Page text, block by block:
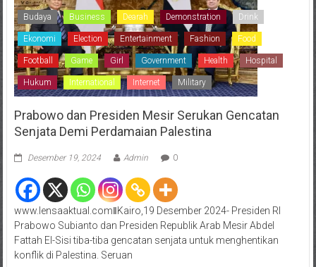
Budaya Business Dearah Demonstration Drink
Ekonomi Election Entertainment Fashion Food
Football Game Girl Government Health Hospital
Hukum International Internet Military
Prabowo dan Presiden Mesir Serukan Gencatan
Senjata Demi Perdamaian Palestina
Desember 19, 2024 Admin 0
www.lensaaktual.comǁKairo,19 Desember 2024- Presiden RI
Prabowo Subianto dan Presiden Republik Arab Mesir Abdel
Fattah El-Sisi tiba-tiba gencatan senjata untuk menghentikan
konflik di Palestina. Seruan